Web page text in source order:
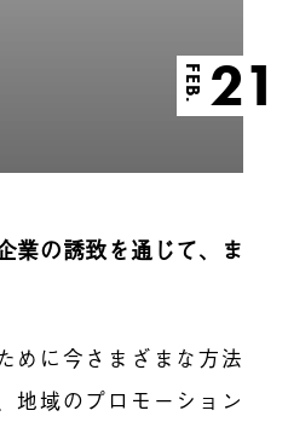
FEB. 21
業の誘致を通じて、ま
めに今さまざまな方法
地域のプロモーション